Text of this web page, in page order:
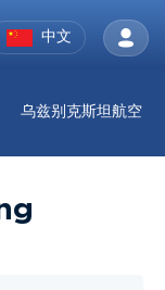
乌兹别克斯坦航空
中文